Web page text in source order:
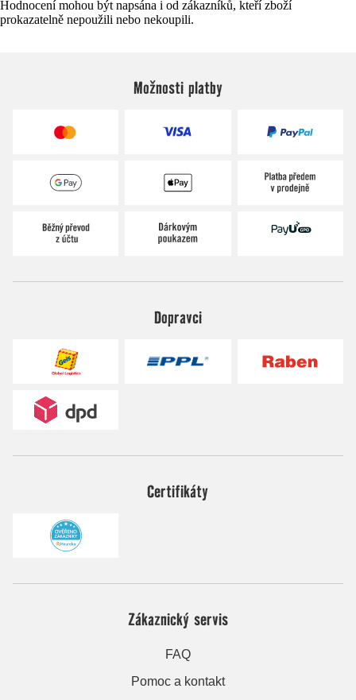
Hodnocení mohou být napsána i od zákazníků, kteří zboží
prokazatelně nepoužili nebo nekoupili.
Možnosti platby
Dopravci
Certifikáty
Zákaznický servis
FAQ
Pomoc a kontakt